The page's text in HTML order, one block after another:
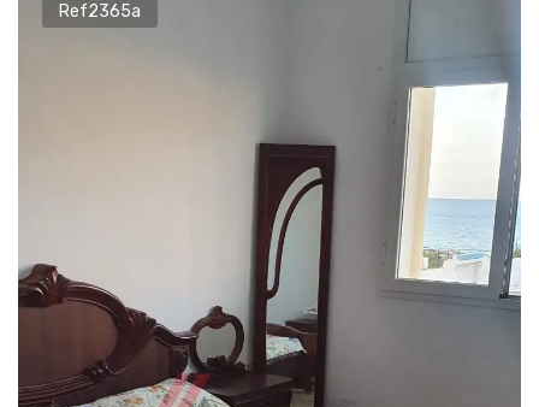
Ref2365a